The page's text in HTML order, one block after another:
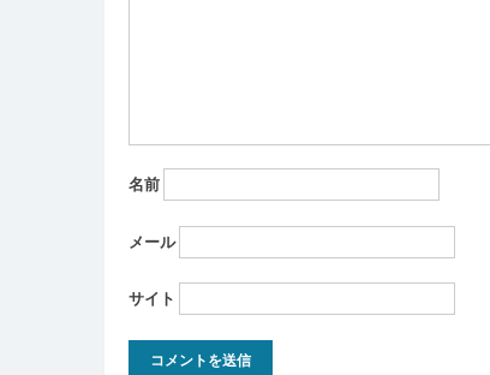
名前
メール
サイト